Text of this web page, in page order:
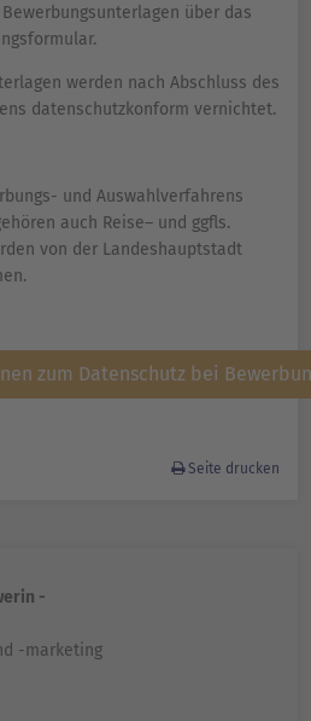
über das
werden nach Abschluss des
datenschutzkonform vernichtet.
und Auswahlverfahrens
auch Reise– und ggfls.
von der Landeshauptstadt
zum Datenschutz bei
Seite drucken
-
-marketing